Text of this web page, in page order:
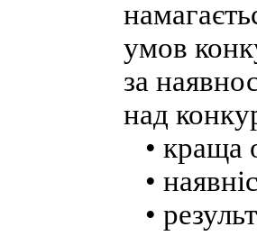
умов
за
над
• краща
•
•